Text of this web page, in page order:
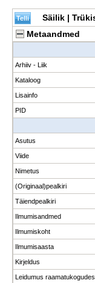
Säilik |
Metaandmed
Arhiiv - Liik
Kataloog
Lisainfo
PID
Asutus
Viide
Nimetus
(Originaal)pealkiri
Täiendpealkiri
Ilmumisandmed
Ilmumiskoht
Ilmumisaasta
Kirjeldus
Leidumus raamatukogudes